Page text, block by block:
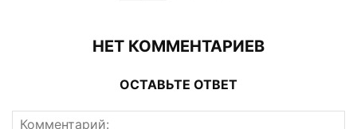
НЕТ КОММЕНТАРИЕВ
ОСТАВЬТЕ ОТВЕТ